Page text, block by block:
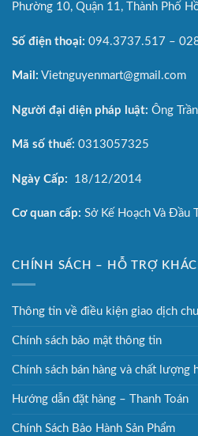
Phường 10, Quận 11, Thành Phố
Số điện thoại: 094.3737.517 –
Mail: Vietnguyenmart@gmail.com
Người đại diện pháp luật: Ông
Mã số thuế: 0313057325
Ngày Cấp: 18/12/2014
Cơ quan cấp: Sở Kế Hoạch Và Đầu
CHÍNH SÁCH – HỖ TRỢ
Thông tin về điều kiện giao dịch
Chính sách bảo mật thông tin
Chính sách bán hàng và chất lượng
Hướng dẫn đặt hàng – Thanh Toán
Chính Sách Bảo Hành Sản Phẩm